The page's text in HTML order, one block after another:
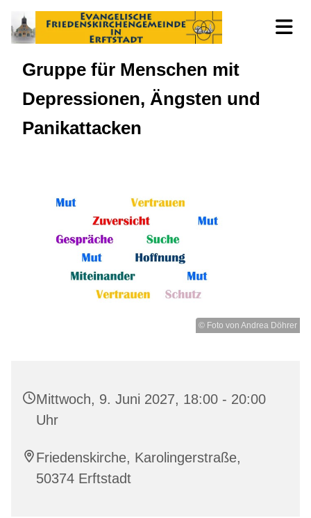
Gruppe für Menschen mit
Depressionen, Ängsten und
Panikattacken
© Foto von Andrea Döhrer
Mittwoch, 9. Juni 2027, 18:00 - 20:00
Uhr
Friedenskirche, Karolingerstraße,
50374 Erftstadt